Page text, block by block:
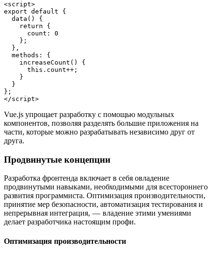
<script>
export default {
  data() {
    return {
      count: 0
    };
  },
  methods: {
    increaseCount() {
      this.count++;
    }
  }
};
</script>
Vue.js упрощает разработку с помощью модульных
компонентов, позволяя разделять большие приложения на
части, которые можно разрабатывать независимо друг от
друга.
Продвинутые концепции
Разработка фронтенда включает в себя овладение
продвинутыми навыками, необходимыми для всестороннего
развития программиста. Оптимизация производительности,
принятие мер безопасности, автоматизация тестирования и
непрерывная интеграция, — владение этими умениями
делает разработчика настоящим профи.
Оптимизация производительности